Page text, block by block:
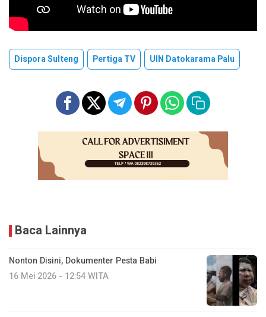
Dispora Sulteng Pertiga TV UIN Datokarama Palu
Baca Lainnya
Nonton Disini, Dokumenter Pesta Babi
16 Mei 2026 - 12:54 WITA